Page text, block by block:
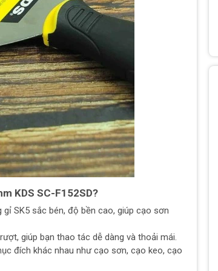
KDS SC-F152SD?
SK5 sắc bén, độ bền cao, giúp cạo sơn
giúp bạn thao tác dễ dàng và thoải mái.
đích khác nhau như cạo sơn, cạo keo, cạo